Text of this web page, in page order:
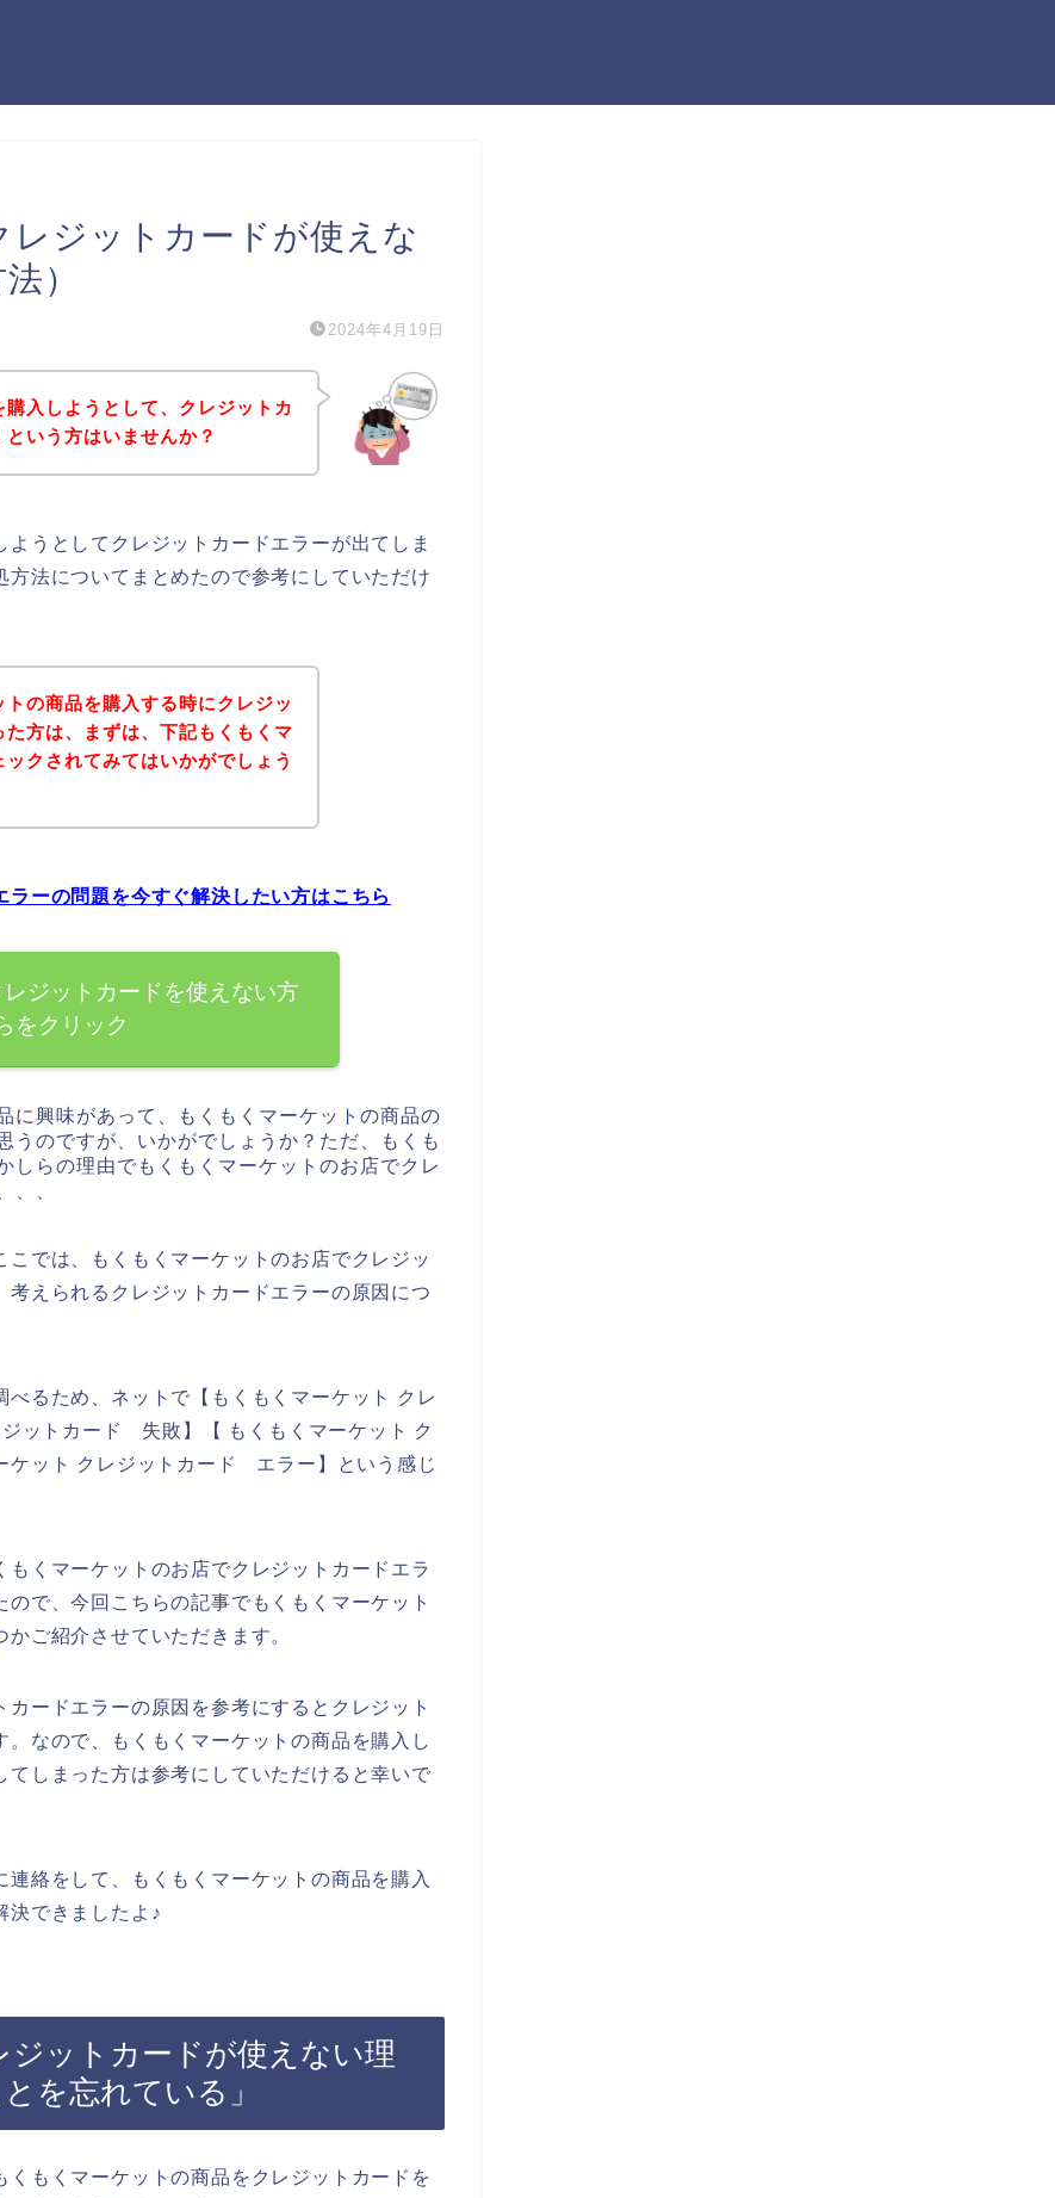
ジットカードが使えな
）
2024年4月19日
入しようとして、クレジットカ
いう方はいませんか？
うとしてクレジットカードエラーが出てしま
法についてまとめたので参考にしていただけ
の商品を購入する時にクレジッ
た方は、まずは、下記もくもくマ
クされてみてはいかがでしょう
ーの問題を今すぐ解決したい方はこちら
ジットカードを使えない方
をクリック
に興味があって、もくもくマーケットの商品の
うのですが、いかがでしょうか？ただ、もくも
しらの理由でもくもくマーケットのお店でクレ
、、
では、もくもくマーケットのお店でクレジッ
考えられるクレジットカードエラーの原因につ
るため、ネットで【もくもくマーケット クレ
ットカード 失敗】【 もくもくマーケット ク
ット クレジットカード エラー】という感じ
くマーケットのお店でクレジットカードエラ
で、今回こちらの記事でもくもくマーケット
ご紹介させていただきます。
ードエラーの原因を参考にするとクレジット
なので、もくもくマーケットの商品を購入し
しまった方は参考にしていただけると幸いで
絡をして、もくもくマーケットの商品を購入
決できましたよ♪
ットカードが使えない理
を忘れている」
もくマーケットの商品をクレジットカードを